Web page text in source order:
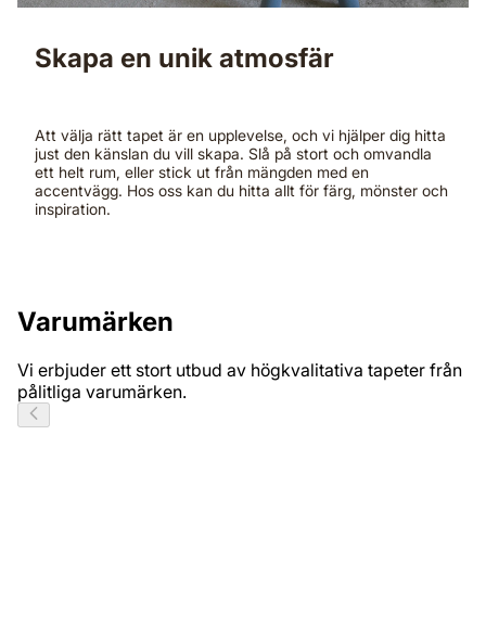
Skapa en unik atmosfär
Att välja rätt tapet är en upplevelse, och vi hjälper dig hitta
just den känslan du vill skapa. Slå på stort och omvandla
ett helt rum, eller stick ut från mängden med en
accentvägg. Hos oss kan du hitta allt för färg, mönster och
inspiration.
Varumärken
Vi erbjuder ett stort utbud av högkvalitativa tapeter från
pålitliga varumärken.